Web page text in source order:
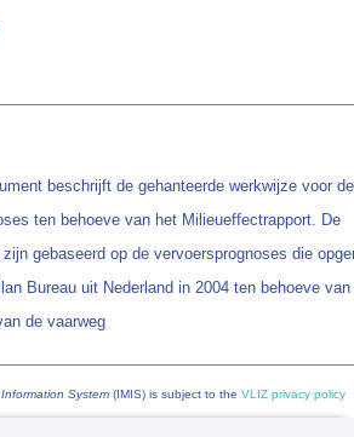
beschrijft de gehanteerde werkwijze voor
ten behoeve van het Milieueffectrapport. De
gebaseerd op de vervoersprognoses die
Bureau uit Nederland in 2004 ten behoeve
de vaarweg
System (IMIS) is subject to the VLIZ privacy policy